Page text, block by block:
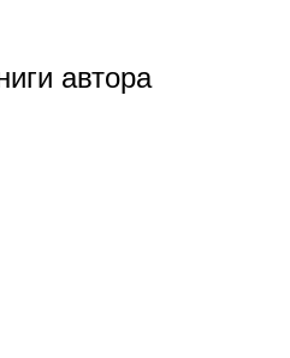
автора